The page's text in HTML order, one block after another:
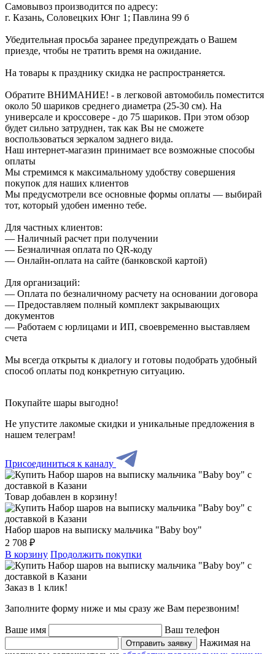
Самовывоз производится по адресу:
г. Казань, Соловецких Юнг 1; Павлина 99 б
Убедительная просьба заранее предупреждать о Вашем
приезде, чтобы не тратить время на ожидание.
На товары к празднику скидка не распространяется.
Обратите ВНИМАНИЕ! - в легковой автомобиль поместится
около 50 шариков среднего диаметра (25-30 см). На
универсале и кроссовере - до 75 шариков. При этом обзор
будет сильно затруднен, так как Вы не сможете
воспользоваться зеркалом заднего вида.
Наш интернет-магазин принимает все возможные способы
оплаты
Мы стремимся к максимальному удобству совершения
покупок для наших клиентов
Мы предусмотрели все основные формы оплаты — выбирай
тот, который удобен именно тебе.
Для частных клиентов:
— Наличный расчет при получении
— Безналичная оплата по QR-коду
— Онлайн-оплата на сайте (банковской картой)
Для организаций:
— Оплата по безналичному расчету на основании договора
— Предоставляем полный комплект закрывающих
документов
— Работаем с юрлицами и ИП, своевременно выставляем
счета
Мы всегда открыты к диалогу и готовы подобрать удобный
способ оплаты под конкретную ситуацию.
Покупайте шары выгодно!
Не упустите лакомые скидки и уникальные предложения в
нашем телеграм!
Присоединиться к каналу
Товар добавлен в корзину!
Набор шаров на выписку мальчика "Baby boy"
2 708 ₽
В корзину Продолжить покупки
Заказ в 1 клик!
Заполните форму ниже и мы сразу же Вам перезвоним!
Ваше имя Ваш телефон
Отправить заявку
Нажимая на